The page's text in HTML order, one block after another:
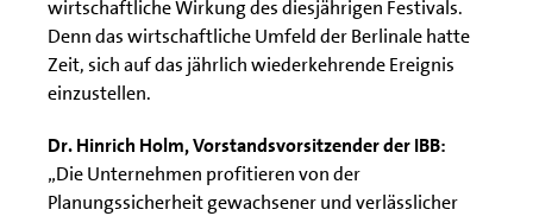
wirtschaftliche Wirkung des diesjährigen Festivals.
Denn das wirtschaftliche Umfeld der Berlinale hatte
Zeit, sich auf das jährlich wiederkehrende Ereignis
einzustellen.
Dr. Hinrich Holm, Vorstandsvorsitzender der IBB:
„Die Unternehmen profitieren von der
Planungssicherheit gewachsener und verlässlicher